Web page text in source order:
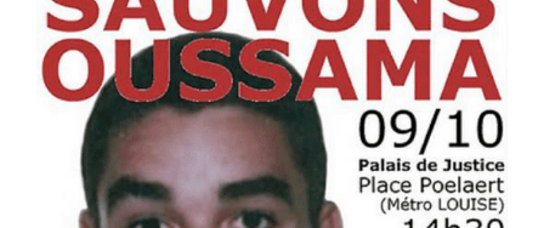
« rachetés »
par
la
bombe »